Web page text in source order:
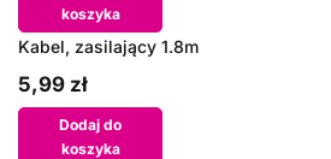
koszyka
Kabel, zasilający 1.8m
5,99 zł
Dodaj do
koszyka